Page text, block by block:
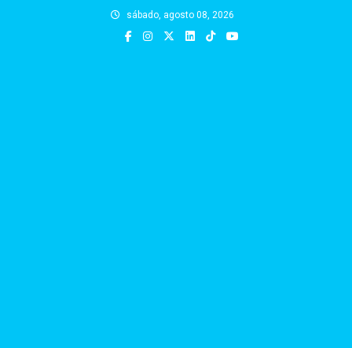
sábado, agosto 08, 2026